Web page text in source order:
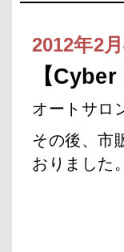
2012年2月
【
オートサロ
その後、市
おりました。